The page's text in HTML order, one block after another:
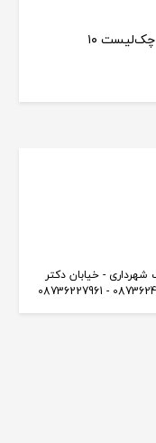
لپ‌تاپ استوک یا نو؟ چک‌لیست ۱۰
- خیابان دکتر